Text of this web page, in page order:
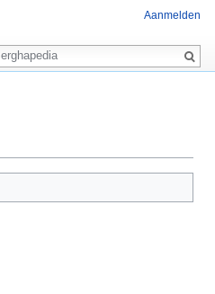
Aanmelden